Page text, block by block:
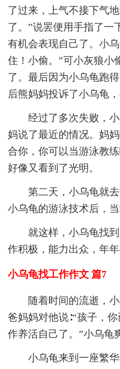
了过来，上气不接下气
了。”说罢便用手指了一
有机会表现自己了。小
住！小偷。”可小灰狼小
了。最后因为小乌龟跑
后熊妈妈投诉了小乌龟
经过了多次失败，小
妈说了最近的情况。妈
合你，你可以当游泳教
好像又看到了光明。
第二天，小乌龟就去
小乌龟的游泳技术后，当
就这样，小乌龟找到
作积极，能力出众，年
小乌龟找工作作文 篇7
随着时间的流逝，小
爸妈妈对他说∶“孩子，
作养活自己了。”小乌龟
小乌龟来到一座繁华